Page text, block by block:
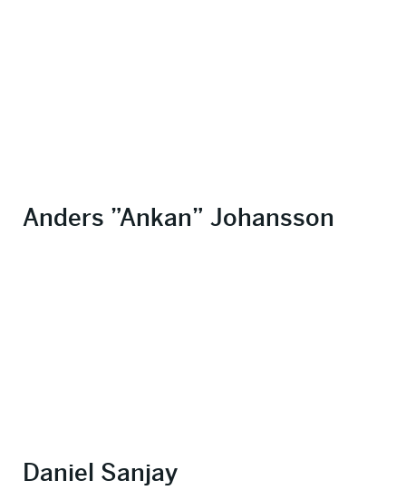
Anders ”Ankan” Johansson
Daniel Sanjay